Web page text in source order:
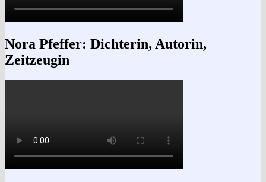
Nora Pfeffer: Dichterin, Autorin,
Zeitzeugin